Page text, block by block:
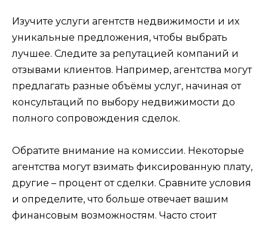
Изучите услуги агентств недвижимости и их
уникальные предложения, чтобы выбрать
лучшее. Следите за репутацией компаний и
отзывами клиентов. Например, агентства могут
предлагать разные объёмы услуг, начиная от
консультаций по выбору недвижимости до
полного сопровождения сделок.
Обратите внимание на комиссии. Некоторые
агентства могут взимать фиксированную плату,
другие – процент от сделки. Сравните условия
и определите, что больше отвечает вашим
финансовым возможностям. Часто стоит